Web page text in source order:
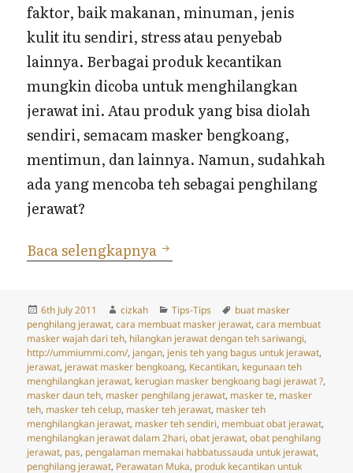
faktor, baik makanan, minuman, jenis
kulit itu sendiri, stress atau penyebab
lainnya. Berbagai produk kecantikan
mungkin dicoba untuk menghilangkan
jerawat ini. Atau produk yang bisa diolah
sendiri, semacam masker bengkoang,
mentimun, dan lainnya. Namun, sudahkah
ada yang mencoba teh sebagai penghilang
jerawat?
Baca selengkapnya Masker Teh Sebagai
Posted
on
6th July 2011 Author
cizkah Categories
Tips-Tips Tags
buat masker
penghilang jerawat,cara membuat masker jerawat,cara membuat
masker wajah dari teh, hilangkan jerawat dengan teh sariwangi,
http://ummiummi.com/, jangan, jenis teh yang bagus untuk jerawat,
jerawat, jerawat masker bengkoang, Kecantikan, kegunaan teh
menghilangkan jerawat, kerugian masker bengkoang bagi jerawat ?,
masker daun teh, masker penghilang jerawat, masker te, masker
teh, masker teh celup, masker teh jerawat, masker teh
menghilangkan jerawat, masker teh sendiri, membuat obat jerawat,
menghilangkan jerawat dalam 2hari,obat jerawat,obat penghilang
jerawat, pas, pengalaman memakai habbatussauda untuk jerawat,
penghilang jerawat, Perawatan Muka, produk kecantikan untuk